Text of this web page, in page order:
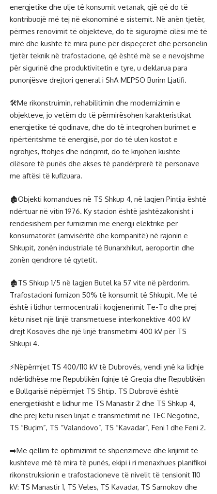
energjetike dhe ulje të konsumit vetanak, gjë që do të
kontribuojë më tej në ekonominë e sistemit. Në anën tjetër,
përmes renovimit të objekteve, do të sigurojmë cilësi më të
mirë dhe kushte të mira pune për dispeçerët dhe personelin
tjetër teknik në trafostacione, që është më se e nevojshme
për sigurinë dhe produktivitetin e tyre, u deklarua para
punonjësve drejtori general i ShA MEPSO Burim Ljatifi.
🛠Me rikonstruimin, rehabilitimin dhe modernizimin e
objekteve, jo vetëm do të përmirësohen karakteristikat
energjetike të godinave, dhe do të integrohen burimet e
ripërtëritshme të energjisë, por do të ulen kostot e
ngrohjes, ftohjes dhe ndriçimit, do të krijohen kushte
cilësore të punës dhe akses të pandërprerë të personave
me aftësi të kufizuara.
🏚Objekti komandues në TS Shkup 4, në lagjen Pintija është
ndërtuar në vitin 1976. Ky stacion është jashtëzakonisht i
rëndësishëm për furnizimin me energji elektrike për
konsumatorët (amvisëritë dhe kompanitë) në rajonin e
Shkupit, zonën industriale të Bunarxhikut, aeroportin dhe
zonën qendrore të qytetit.
🏚TS Shkup 1/5 në lagjen Butel ka 57 vite në përdorim.
Trafostacioni furnizon 50% të konsumit të Shkupit. Me të
është i lidhur termocentrali i kogjenerimit Te-To dhe prej
këtu niset një linjë transmetuese interkonektive 400 kV
drejt Kosovës dhe një linjë transmetimi 400 kV për TS
Shkupi 4.
⚡️Nëpërmjet TS 400/110 kV të Dubrovës, vendi ynë ka lidhje
ndërlidhëse me Republikën fqinje të Greqia dhe Republikën
e Bullgarisë nëpërmjet TS Shtip. TS Dubrovë është
energjetikisht e lidhur me TS Manastir 2 dhe TS Shkup 4,
dhe prej këtu nisen linjat e transmetimit në TEC Negotinë,
TS “Buçim”, TS “Valandovo”, TS “Kavadar”, Feni 1 dhe Feni 2.
➡️Me qëllim të optimizimit të shpenzimeve dhe krijimit të
kushteve më të mira të punës, ekipi i ri menaxhues planifikoi
rikonstruksionin e trafostacioneve të nivelit të tensionit 110
kV: TS Manastir 1, TS Veles, TS Kavadar, TS Samokov dhe